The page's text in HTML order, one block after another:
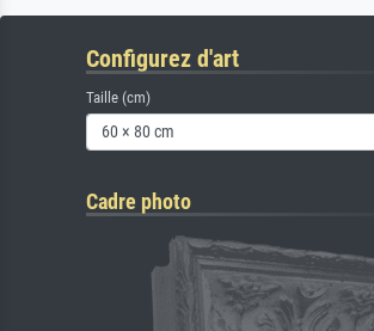
Configurez d'art
Taille (cm)
Cadre photo